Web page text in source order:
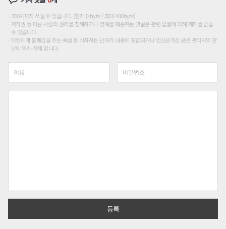
200자까지 쓰실 수 있습니다. (현재 0 byte / 최대 400byte)
저작권 등 다른 사람의 권리를 침해하거나 명예를 훼손하는 댓글은 관련 법률에 의해 제재를 받을
수 있습니다.
타인에게 불쾌감을 주는 욕설 등 비하하는 단어가 내용에 포함되거나 인신공격성 글은 관리자의 판
단에 의해 삭제 합니다.